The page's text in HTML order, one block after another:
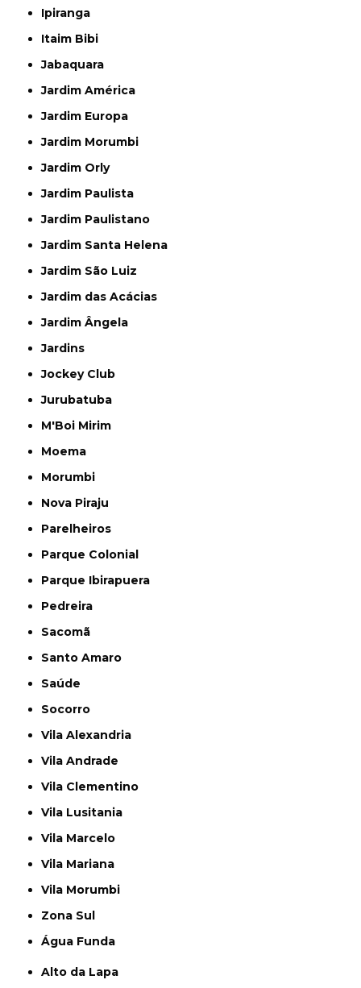
Ipiranga
Itaim Bibi
Jabaquara
Jardim América
Jardim Europa
Jardim Morumbi
Jardim Orly
Jardim Paulista
Jardim Paulistano
Jardim Santa Helena
Jardim São Luiz
Jardim das Acácias
Jardim Ângela
Jardins
Jockey Club
Jurubatuba
M'Boi Mirim
Moema
Morumbi
Nova Piraju
Parelheiros
Parque Colonial
Parque Ibirapuera
Pedreira
Sacomã
Santo Amaro
Saúde
Socorro
Vila Alexandria
Vila Andrade
Vila Clementino
Vila Lusitania
Vila Marcelo
Vila Mariana
Vila Morumbi
Zona Sul
Água Funda
Alto da Lapa